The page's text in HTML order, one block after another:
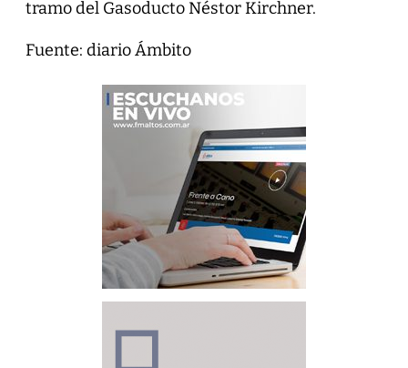
tramo del Gasoducto Néstor Kirchner.
Fuente: diario Ámbito